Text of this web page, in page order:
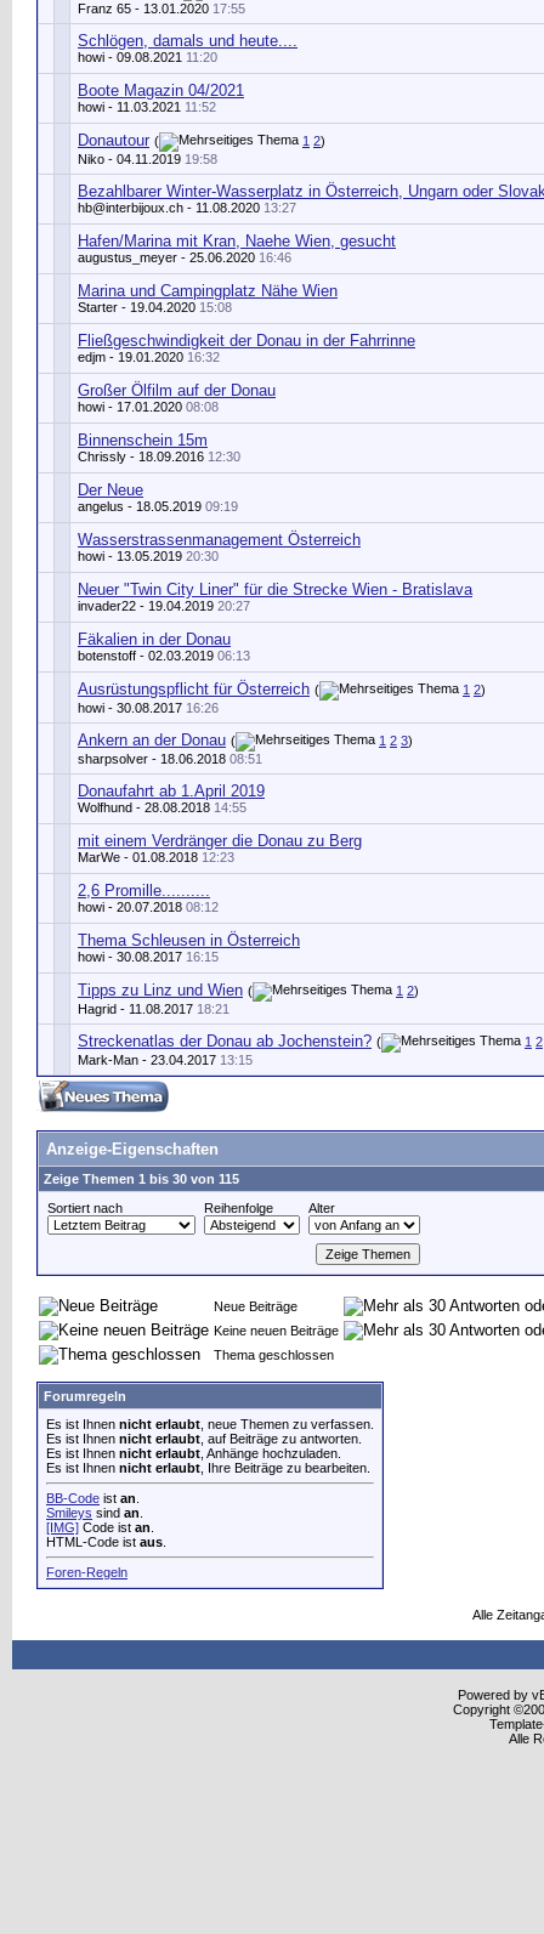
Franz 65 - 13.01.2020 17:55
Schlögen, damals und heute....
howi - 09.08.2021 11:20
Boote Magazin 04/2021
howi - 11.03.2021 11:52
Donautour ( 1 2)
Niko - 04.11.2019 19:58
Bezahlbarer Winter-Wasserplatz in Österreich, Ungarn oder
hb@interbijoux.ch - 11.08.2020 13:27
Hafen/Marina mit Kran, Naehe Wien, gesucht
augustus_meyer - 25.06.2020 16:46
Marina und Campingplatz Nähe Wien
Starter - 19.04.2020 15:08
Fließgeschwindigkeit der Donau in der Fahrrinne
edjm - 19.01.2020 16:32
Großer Ölfilm auf der Donau
howi - 17.01.2020 08:08
Binnenschein 15m
Chrissly - 18.09.2016 12:30
Der Neue
angelus - 18.05.2019 09:19
Wasserstrassenmanagement Österreich
howi - 13.05.2019 20:30
Neuer "Twin City Liner" für die Strecke Wien - Bratislava
invader22 - 19.04.2019 20:27
Fäkalien in der Donau
botenstoff - 02.03.2019 06:13
Ausrüstungspflicht für Österreich ( 1 2)
howi - 30.08.2017 16:26
Ankern an der Donau ( 1 2 3)
sharpsolver - 18.06.2018 08:51
Donaufahrt ab 1.April 2019
Wolfhund - 28.08.2018 14:55
mit einem Verdränger die Donau zu Berg
MarWe - 01.08.2018 12:23
2,6 Promille..........
howi - 20.07.2018 08:12
Thema Schleusen in Österreich
howi - 30.08.2017 16:15
Tipps zu Linz und Wien ( 1 2)
Hagrid - 11.08.2017 18:21
Streckenatlas der Donau ab Jochenstein? ( 1 2
Mark-Man - 23.04.2017 13:15
Anzeige-Eigenschaften
Zeige Themen 1 bis 30 von 115
Sortiert nach
Reihenfolge Alter
Neue Beiträge
Keine neuen Beiträge
Thema geschlossen
Forumregeln
Es ist Ihnen nicht erlaubt , neue Themen zu verfassen.
Es ist Ihnen nicht erlaubt , auf Beiträge zu antworten.
Es ist Ihnen nicht erlaubt , Anhänge hochzuladen.
Es ist Ihnen nicht erlaubt , Ihre Beiträge zu bearbeiten.
BB-Code ist an
Smileys sind an
[IMG] Code ist an
HTML-Code ist aus
Foren-Regeln
Alle
Powered by
Copyright
Alle